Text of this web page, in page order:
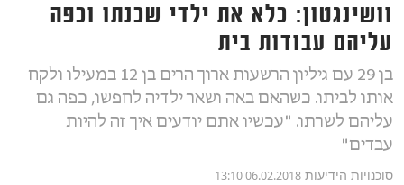
וושינגטון: כלא את ילדי שכנתו וכפה
עליהם עבודות בית
בן 29 עם גיליון הרשעות ארוך הרים בן 12 במעילו ולקח
אותו לביתו. כשהאם באה ושאר ילדיה לחפשו, כפה גם
עליהם לשרתו. "עכשיו אתם יודעים איך זה להיות
עבדים"
סוכנויות הידיעות 06.02.2018 13:10